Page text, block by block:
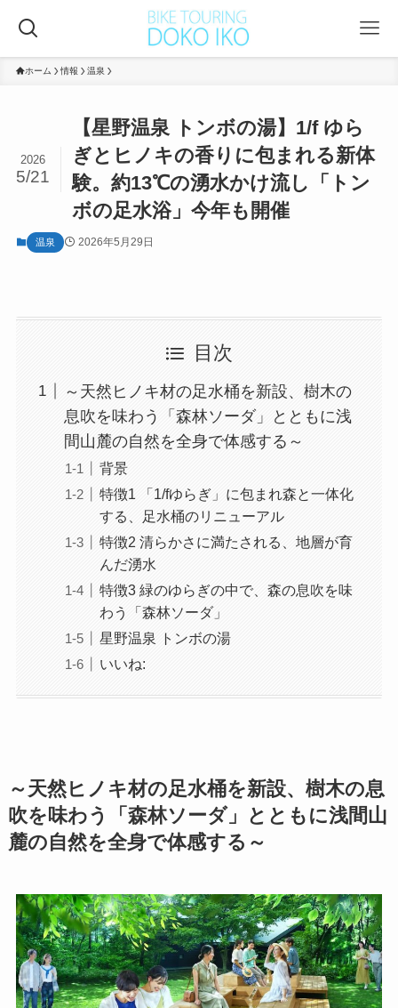
ホーム 情報 温泉
【星野温泉 トンボの湯】1/f ゆら
ぎとヒノキの香りに包まれる新体
験。約13℃の湧水かけ流し「トン
ボの足水浴」今年も開催
2026
5/21
温泉 2026年5月29日
目次
～天然ヒノキ材の足水桶を新設、樹木の
息吹を味わう「森林ソーダ」とともに浅
間山麓の自然を全身で体感する～
背景
特徴1 「1/fゆらぎ」に包まれ森と一体化
する、足水桶のリニューアル
特徴2 清らかさに満たされる、地層が育
んだ湧水
特徴3 緑のゆらぎの中で、森の息吹を味
わう「森林ソーダ」
星野温泉 トンボの湯
いいね:
～天然ヒノキ材の足水桶を新設、樹木の息
吹を味わう「森林ソーダ」とともに浅間山
麓の自然を全身で体感する～